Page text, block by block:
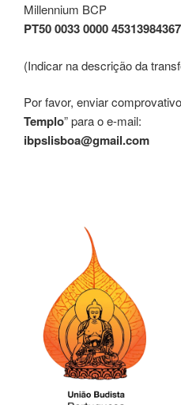
Millennium BCP
PT50 0033 0000
(Indicar na descrição da
Por favor, enviar
Templo” para o e-mail:
ibpslisboa@gmail.com